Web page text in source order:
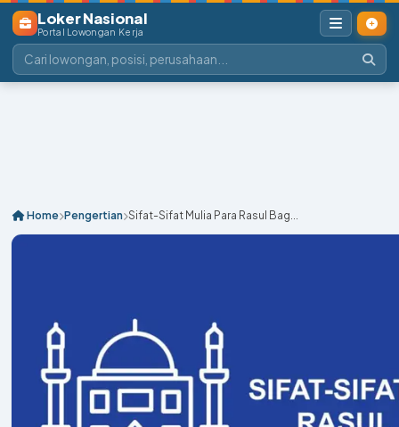
Loker Nasional
Portal Lowongan Kerja
Home Pengertian Sifat-Sifat Mulia Para Rasul Bag...